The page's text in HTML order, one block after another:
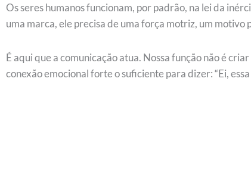
Os seres humanos funcionam, por padrão, na lei da
uma marca, ele precisa de uma força motriz, um motivo
É aqui que a comunicação atua. Nossa função não é
conexão emocional forte o suficiente para dizer: “Ei,